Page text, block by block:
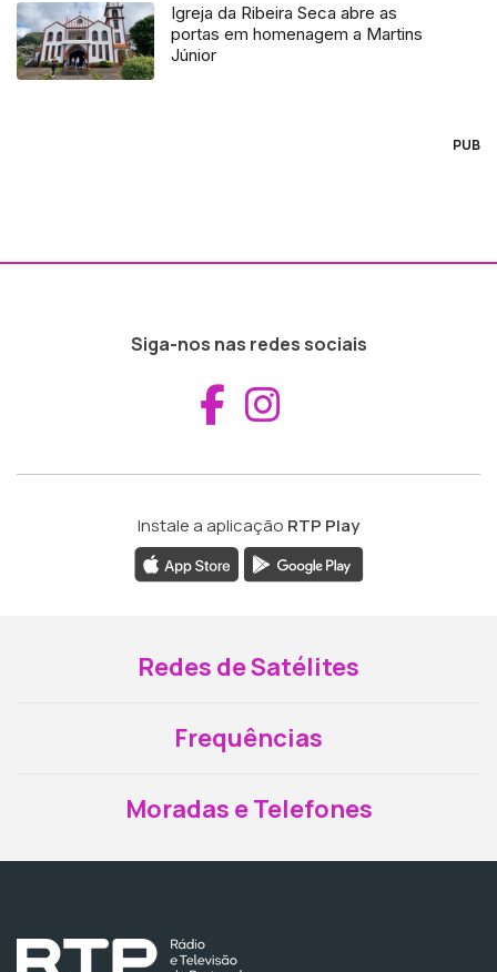
Igreja da Ribeira Seca abre as
portas em homenagem a Martins
Júnior
PUB
Siga-nos nas redes sociais
Aceder ao
Instale a aplicação RTP Play
Redes de Satélites
Frequências
Moradas e Telefones